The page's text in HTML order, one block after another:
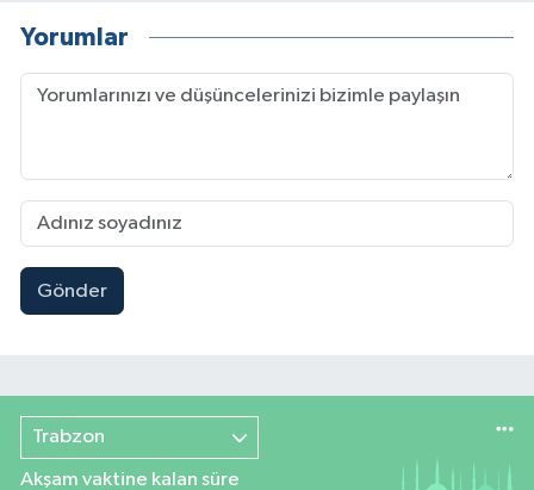
Yorumlar
Gönder
Trabzon
Akşam vaktine kalan süre